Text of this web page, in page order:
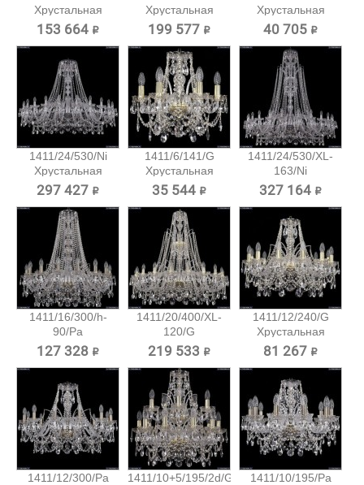
Хрустальная
подвесная...
153 664 ₽
Хрустальная
подвесная...
199 577 ₽
Хрустальная
подвесная...
40 705 ₽
1411/24/530/Ni
Хрустальная
подвесная...
297 427 ₽
1411/6/141/G
Хрустальная
подвесная...
35 544 ₽
1411/24/530/XL-
163/Ni
Хрустальная...
327 164 ₽
1411/16/300/h-
90/Pa
Хрустальная...
127 328 ₽
1411/20/400/XL-
120/G
Хрустальная...
219 533 ₽
1411/12/240/G
Хрустальная
подвесная...
81 267 ₽
1411/12/300/Pa
1411/10+5/195/2d/G
1411/10/195/Pa